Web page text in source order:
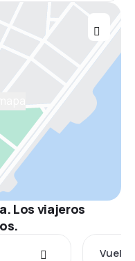
Los viajeros